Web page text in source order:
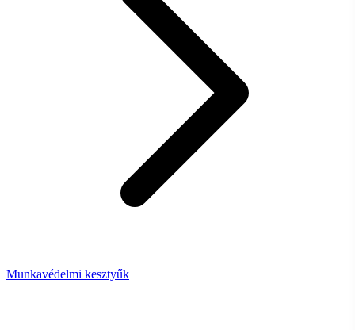
Munkavédelmi kesztyűk